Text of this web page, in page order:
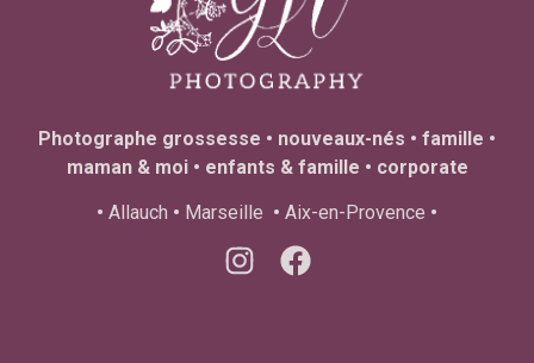
Photographe grossesse • nouveaux-nés • famille •
maman & moi • enfants & famille • corporate
• Allauch • Marseille • Aix-en-Provence •